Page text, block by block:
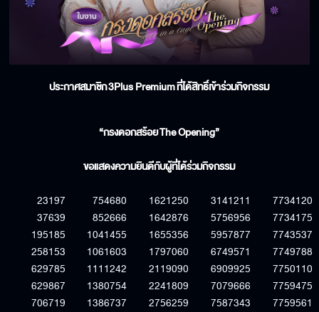
ประกาศสมาชิก3Plus Premiumที่ได้สิทธิ์เข้าร่วมกิจกรรม
“กรงดอกสร้อยThe Opening”
ขอแสดงความยินดีกับผู้ที่ได้ร่วมกิจกรรม
23197 754680 1621250 3141211
7734120
37639
852666 1642876 5756956
7734175
195185
1041455 1655356 5957877
7743537
258153
1061603 1797060 6749571
7749788
629785
1111242 2119090 6909925
7750110
629867
1380754 2241809 7079666
7759475
706719
1386737 2756259 7587343 7759561